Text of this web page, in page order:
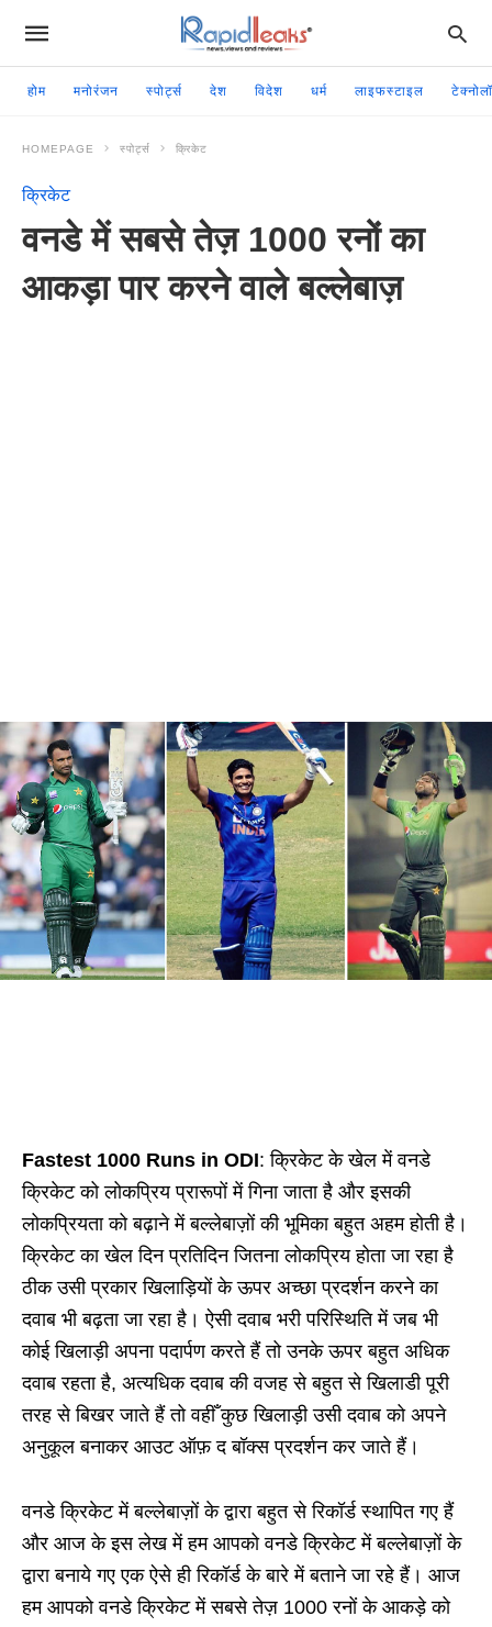
होम मनोरंजन स्पोर्ट्स देश विदेश धर्म लाइफस्टाइल
HOMEPAGE स्पोर्ट्स क्रिकेट
क्रिकेट
वनडे में सबसे तेज़ 1000 रनों का
आकड़ा पार करने वाले बल्लेबाज़
Fastest 1000 Runs in ODI: क्रिकेट के खेल में वनडे
क्रिकेट को लोकप्रिय प्रारूपों में गिना जाता है और इसकी
लोकप्रियता को बढ़ाने में बल्लेबाज़ों की भूमिका बहुत अहम होती है।
क्रिकेट का खेल दिन प्रतिदिन जितना लोकप्रिय होता जा रहा है
ठीक उसी प्रकार खिलाड़ियों के ऊपर अच्छा प्रदर्शन करने का
दवाब भी बढ़ता जा रहा है। ऐसी दवाब भरी परिस्थिति में जब भी
कोई खिलाड़ी अपना पदार्पण करते हैं तो उनके ऊपर बहुत अधिक
दवाब रहता है, अत्यधिक दवाब की वजह से बहुत से खिलाडी पूरी
तरह से बिखर जाते हैं तो वहीँ कुछ खिलाड़ी उसी दवाब को अपने
अनुकूल बनाकर आउट ऑफ़ द बॉक्स प्रदर्शन कर जाते हैं।
वनडे क्रिकेट में बल्लेबाज़ों के द्वारा बहुत से रिकॉर्ड स्थापित गए हैं
और आज के इस लेख में हम आपको वनडे क्रिकेट में बल्लेबाज़ों के
द्वारा बनाये गए एक ऐसे ही रिकॉर्ड के बारे में बताने जा रहे हैं। आज
हम आपको वनडे क्रिकेट में सबसे तेज़ 1000 रनों के आकड़े को